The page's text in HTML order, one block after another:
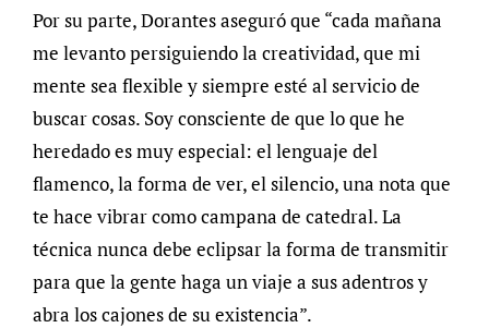
Por su parte, Dorantes aseguró que “cada mañana
me levanto persiguiendo la creatividad, que mi
mente sea flexible y siempre esté al servicio de
buscar cosas. Soy consciente de que lo que he
heredado es muy especial: el lenguaje del
flamenco, la forma de ver, el silencio, una nota que
te hace vibrar como campana de catedral. La
técnica nunca debe eclipsar la forma de transmitir
para que la gente haga un viaje a sus adentros y
abra los cajones de su existencia”.